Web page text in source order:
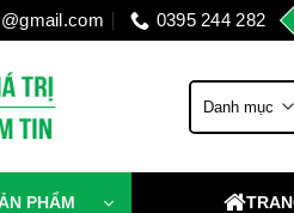
0395 244 282
PHẨM